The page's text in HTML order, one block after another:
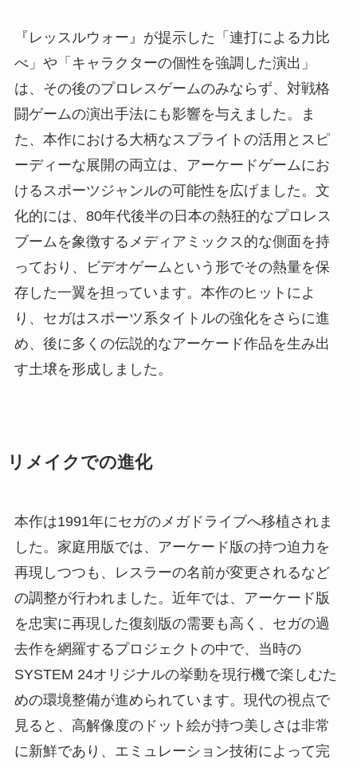
『レッスルウォー』が提示した「連打による力比
べ」や「キャラクターの個性を強調した演出」
は、その後のプロレスゲームのみならず、対戦格
闘ゲームの演出手法にも影響を与えました。ま
た、本作における大柄なスプライトの活用とスピ
ーディーな展開の両立は、アーケードゲームにお
けるスポーツジャンルの可能性を広げました。文
化的には、80年代後半の日本の熱狂的なプロレス
ブームを象徴するメディアミックス的な側面を持
っており、ビデオゲームという形でその熱量を保
存した一翼を担っています。本作のヒットによ
り、セガはスポーツ系タイトルの強化をさらに進
め、後に多くの伝説的なアーケード作品を生み出
す土壌を形成しました。
リメイクでの進化
本作は1991年にセガのメガドライブへ移植されま
した。家庭用版では、アーケード版の持つ迫力を
再現しつつも、レスラーの名前が変更されるなど
の調整が行われました。近年では、アーケード版
を忠実に再現した復刻版の需要も高く、セガの過
去作を網羅するプロジェクトの中で、当時の
SYSTEM 24オリジナルの挙動を現行機で楽しむた
めの環境整備が進められています。現代の視点で
見ると、高解像度のドット絵が持つ美しさは非常
に新鮮であり、エミュレーション技術によって完